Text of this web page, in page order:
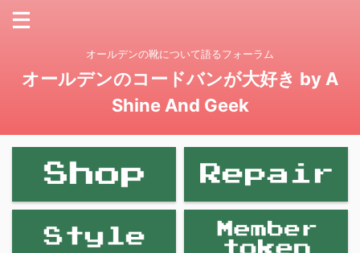
オールデンの靴について語るフォーラム
オールデンのコードバンが大好き by A
Shine And Geek